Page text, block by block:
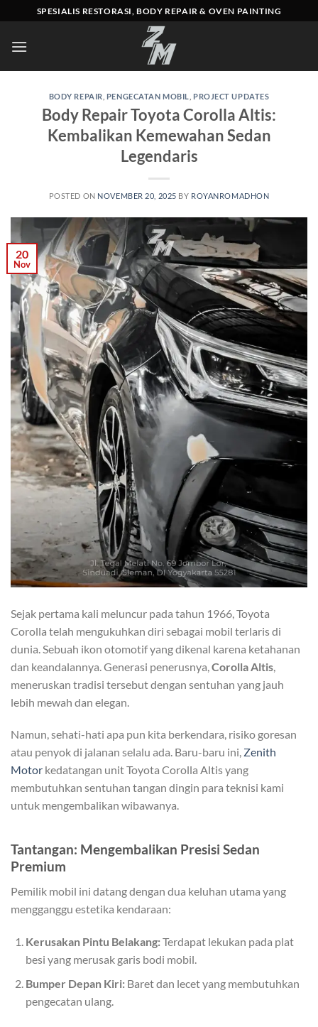
to
content
SPESIALIS RESTORASI, BODY REPAIR & OVEN PAINTING
BODY REPAIR PENGECATAN MOBIL PROJECT UPDATES
Body Repair Toyota Corolla Altis:
Kembalikan Kemewahan Sedan
Legendaris
POSTED ON NOVEMBER 20, 2025 BY ROYANROMADHON
20
Nov
Sejak pertama kali meluncur pada tahun 1966, Toyota
Corolla telah mengukuhkan diri sebagai mobil terlaris di
dunia. Sebuah ikon otomotif yang dikenal karena ketahanan
dan keandalannya. Generasi penerusnya, Corolla Altis
meneruskan tradisi tersebut dengan sentuhan yang jauh
lebih mewah dan elegan.
Namun, sehati-hati apa pun kita berkendara, risiko goresan
atau penyok di jalanan selalu ada. Baru-baru ini, Zenith
Motor kedatangan unit Toyota Corolla Altis yang
membutuhkan sentuhan tangan dingin para teknisi kami
untuk mengembalikan wibawanya.
Tantangan: Mengembalikan Presisi Sedan
Premium
Pemilik mobil ini datang dengan dua keluhan utama yang
mengganggu estetika kendaraan:
Kerusakan Pintu Belakang:Terdapat lekukan pada plat
besi yang merusak garis bodi mobil.
Bumper Depan Kiri:Baret dan lecet yang membutuhkan
pengecatan ulang.